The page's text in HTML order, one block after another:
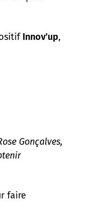
Innov’up,
Gonçalves,
faire